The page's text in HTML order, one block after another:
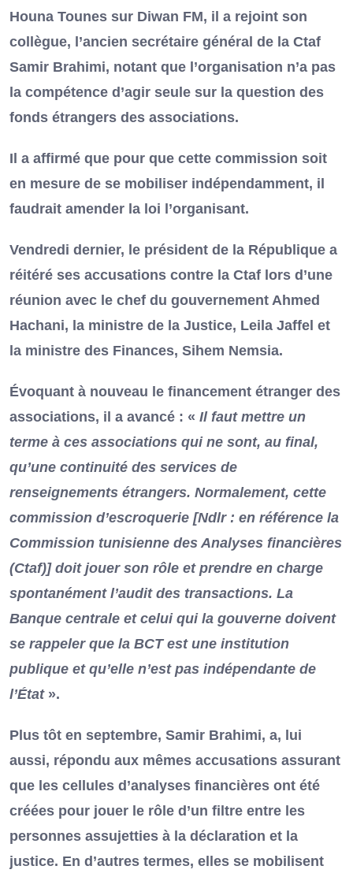
Houna Tounes sur Diwan FM, il a rejoint son
collègue, l’ancien secrétaire général de la Ctaf
Samir Brahimi, notant que l’organisation n’a pas
la compétence d’agir seule sur la question des
fonds étrangers des associations.
Il a affirmé que pour que cette commission soit
en mesure de se mobiliser indépendamment, il
faudrait amender la loi l’organisant.
Vendredi dernier, le président de la République a
réitéré ses accusations contre la Ctaf lors d’une
réunion avec le chef du gouvernement Ahmed
Hachani, la ministre de la Justice, Leila Jaffel et
la ministre des Finances, Sihem Nemsia.
Évoquant à nouveau le financement étranger des
associations, il a avancé : « Il faut mettre un
terme à ces associations qui ne sont, au final,
qu’une continuité des services de
renseignements étrangers. Normalement, cette
commission d’escroquerie [Ndlr : en référence la
Commission tunisienne des Analyses financières
(Ctaf)] doit jouer son rôle et prendre en charge
spontanément l’audit des transactions. La
Banque centrale et celui qui la gouverne doivent
se rappeler que la BCT est une institution
publique et qu’elle n’est pas indépendante de
l’État ».
Plus tôt en septembre, Samir Brahimi, a, lui
aussi, répondu aux mêmes accusations assurant
que les cellules d’analyses financières ont été
créées pour jouer le rôle d’un filtre entre les
personnes assujetties à la déclaration et la
justice. En d’autres termes, elles se mobilisent